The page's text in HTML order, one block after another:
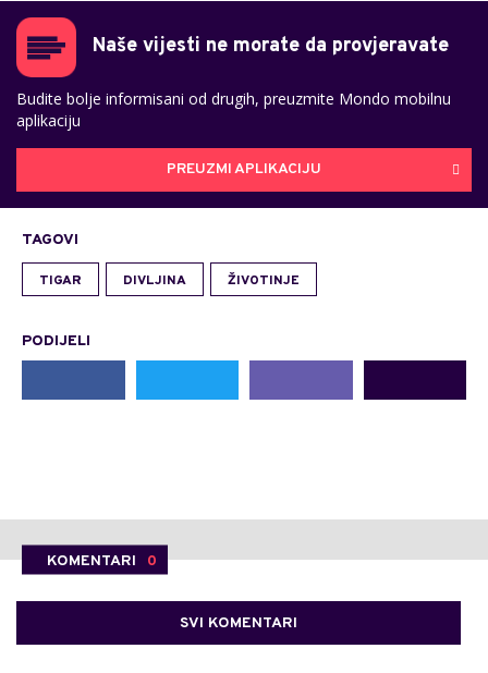
Naše vijesti ne morate da provjeravate
Budite bolje informisani od drugih, preuzmite Mondo mobilnu
aplikaciju
PREUZMI APLIKACIJU
TAGOVI
TIGAR DIVLJINA ŽIVOTINJE
PODIJELI
KOMENTARI 0
SVI KOMENTARI